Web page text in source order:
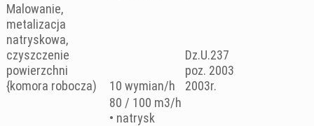
Malowanie,
metalizacja
natryskowa,
czyszczenie
powierzchni
{komora robocza)
10 wymian/h
Dz.U.237
poz. 2003
2003r.
80 / 100 m3/h
• natrysk